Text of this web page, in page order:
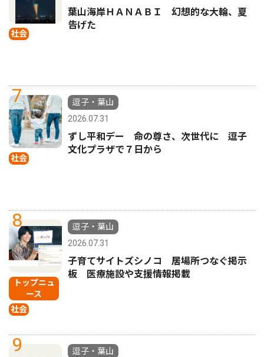
社会
葉山海岸ＨＡＮＡＢＩ 幻想的な大輪、夏
告げた
7
社会
逗子・葉山
2026.07.31
ずし平和デー 命の尊さ、次世代に 逗子
文化プラザで７日から
8
トップニュ
ース
社会
逗子・葉山
2026.07.31
子育てサイトズシノコ 居場所つなぐ掲示
板 医療施設や支援情報掲載
9
逗子・葉山